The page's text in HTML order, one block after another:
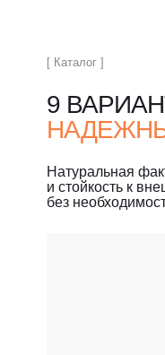
Натуральная
и стойкость к
без
9
[ Каталог ]